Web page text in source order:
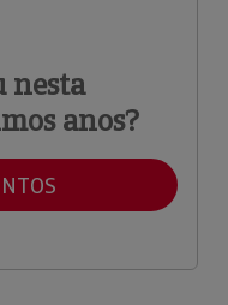
nesta
anos?